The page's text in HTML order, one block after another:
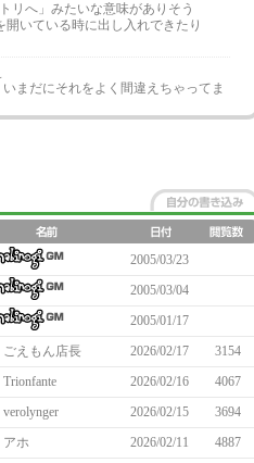
リへ」みたいな意味がありそう
いている時に出し入れできたり
まだにそれをよく間違えちゃってま
2005/03/23
2005/03/04
2005/01/17
ごえもん店長 2026/02/17
3154
Trionfante 2026/02/16
4067
verolynger 2026/02/15
3694
アホ 2026/02/11
4887